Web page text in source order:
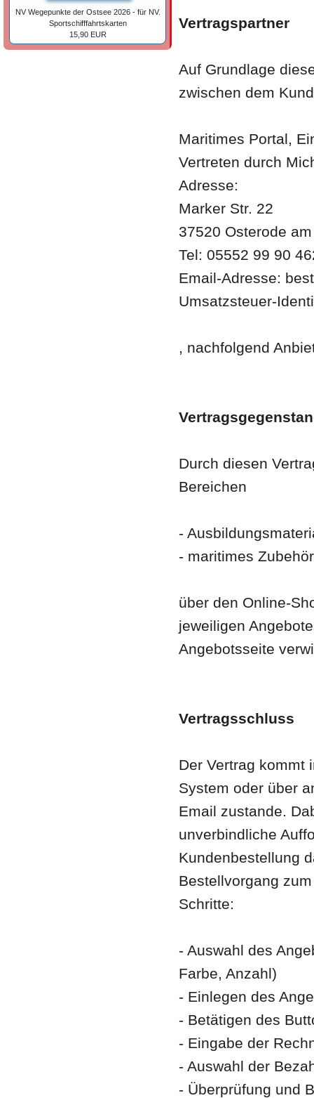
Vertragspartner
Auf Grundlage
zwischen dem
Maritimes Portal,
Vertreten durch
Adresse:
Marker Str. 22
37520 Osterode
Tel: 05552 99 90
Email-Adresse:
Umsatzsteuer-
, nachfolgend
Durch diesen
Bereichen
-
- maritimes Zubehör
über den Online-
jeweiligen
Angebotsseite
Vertragsschluss
Der Vertrag kommt
System oder über
Email zustande.
unverbindliche
Kundenbestellung
Bestellvorgang
Schritte:
- Auswahl des
Farbe, Anzahl)
- Einlegen des
- Betätigen des
- Eingabe der
- Auswahl der
- Überprüfung und
NV Wegepunkte der Ostsee 2026 - für NV.
Sportschifffahrtskarten
15,90 EUR